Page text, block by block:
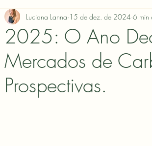
2025: O Ano
Mercados de
Prospectivas.
Luciana Lanna 15 de dez. de 2024 6 min